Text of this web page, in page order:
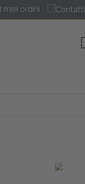
I miei ordini